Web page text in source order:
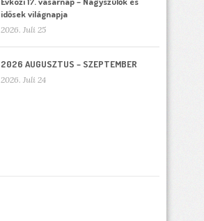
idősek világnapja
2026. Juli 25
2026 AUGUSZTUS – SZEPTEMBER
2026. Juli 24